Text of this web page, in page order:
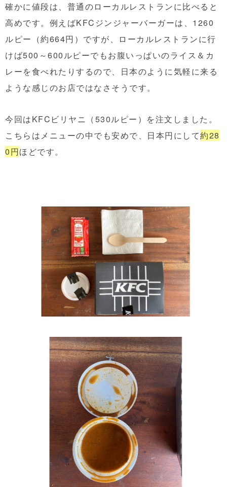
確かに値段は、普通のローカルレストランに比べると
高めです。例えばKFCジンジャーバーガーは、1260
ルピー（約664円）ですが、ローカルレストランに行
けば500～600ルピーでもお腹いっぱいのライス＆カ
レーを食べれたりするので、日本のように気軽に来る
ような感じのお店ではなさそうです。
今回はKFCビリヤニ（530ルピー）を注文しました。
こちらはメニューの中でも安めで、日本円にして約28
0円ほどです。